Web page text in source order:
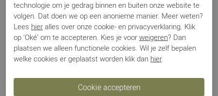
technologie om je gedrag binnen en buiten onze website te
volgen. Dat doen we op een anonieme manier. Meer weten?
Lees hier alles over onze cookie- en privacyverklaring. Klik
op 'Oké' om te accepteren. Kies je voor weigeren? Dan
plaatsen we alleen functionele cookies. Wil je zelf bepalen
welke cookies er geplaatst worden klik dan hier.